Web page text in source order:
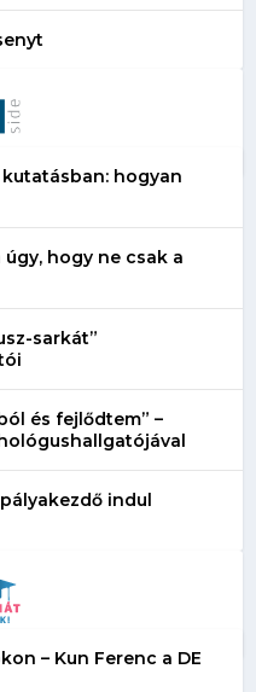
hogyan
hogy ne csak a
sarkát”
és fejlődtem” –
indul
– Kun Ferenc a DE